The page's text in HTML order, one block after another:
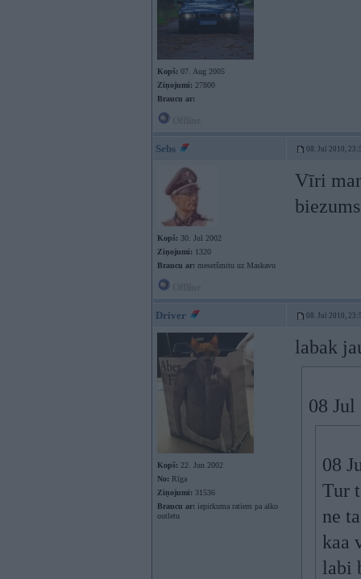
Kopš: 07. Aug 2005
Ziņojumi: 27800
Braucu ar:
Sebs 08. Jul 2010,
Kopš: 30. Jul 2002
Ziņojumi: 1320
Braucu ar: meseršmitu uz Maskavu
Vīri
Driver 08. Jul 2010,
Kopš: 22. Jun 2002
No: Rīga
Ziņojumi: 31536
Braucu ar: iepirkuma ratiem pa alko
outletu
labak
08
08
Tur
ne
kaa
labi